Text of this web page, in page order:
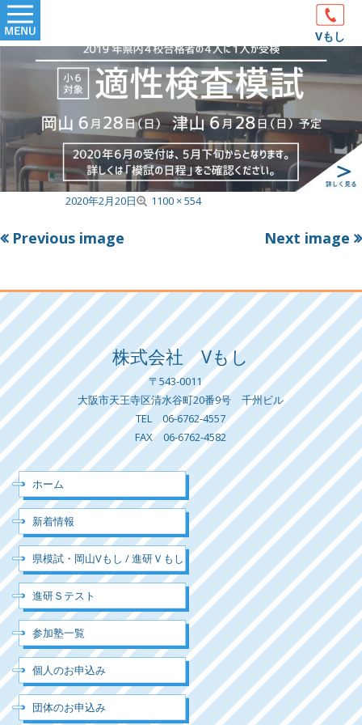
Skip
to
content
Vもし
Primary
Menu
Published on2020年2月20日
F
i
z
e
1100 × 554
Previous image Next image
株式会社 Vもし
〒543-0011
大阪市天王寺区清水谷町20番9号 千州ビル
TEL 06-6762-4557
FAX 06-6762-4582
ホーム
新着情報
県模試・岡山Vもし / 進研Ｖもし
進研Ｓテスト
参加塾一覧
個人のお申込み
団体のお申込み